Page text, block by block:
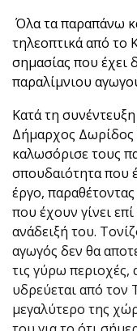
Όλα τα παραπάνω
τηλεοπτικά από το
σημασίας που έχει
παραλίμνιου
Κατά τη
Δήμαρχος Δωρίδος
καλωσόρισε τους
σπουδαιότητα που
έργο, παραθέτοντας
που έχουν γίνει
ανάδειξή του.
αγωγός δεν θα
τις γύρω περιοχές,
υδρεύεται από
μεγαλύτερο της